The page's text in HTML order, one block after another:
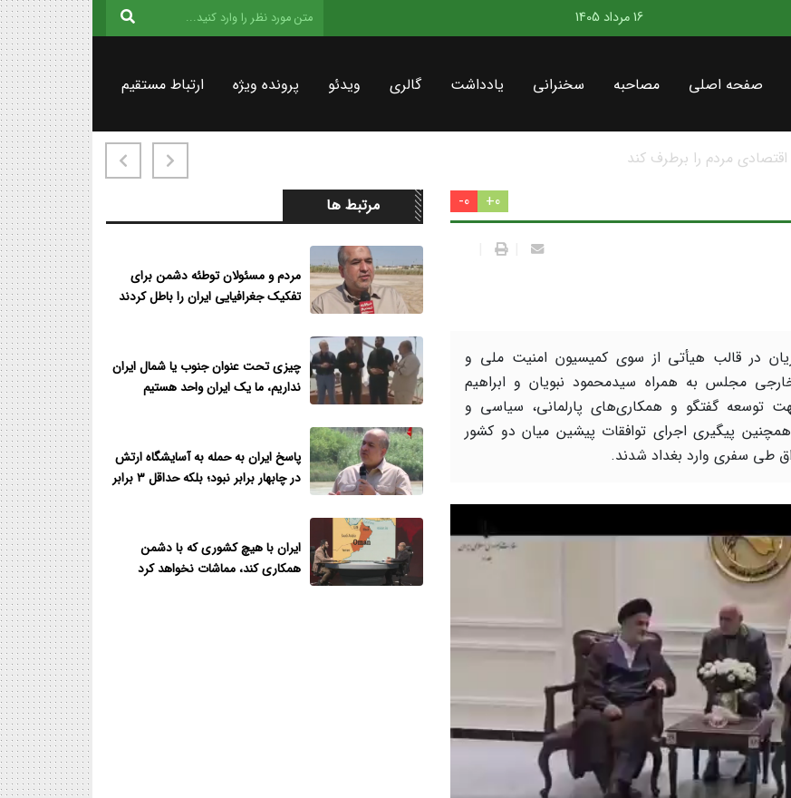
16 مرداد 1405
صفحه اصلی مصاحبه سخنرانی یادداشت گالری ویدئو پرونده ویژه ارتباط مستقیم
کشور
0+
0-
در قالب هیأتی از سوی کمیسیون امنیت ملی و
مجلس به همراه سیدمحمود نبویان و ابراهیم
توسعه گفتگو و همکاری‌های پارلمانی، سیاسی و
پیگیری اجرای توافقات پیشین میان دو کشور
طی سفری وارد بغداد شدند.
مرتبط ها
مردم و مسئولان توطئه دشمن برای
تفکیک جغرافیایی ایران را باطل کردند
چیزی تحت عنوان جنوب یا شمال ایران
نداریم، ما یک ایران واحد هستیم
پاسخ ایران به حمله به آسایشگاه ارتش
در چابهار برابر نبود؛ بلکه حداقل ۳ برابر
ایران با هیچ کشوری که با دشمن
همکاری کند، مماشات نخواهد کرد